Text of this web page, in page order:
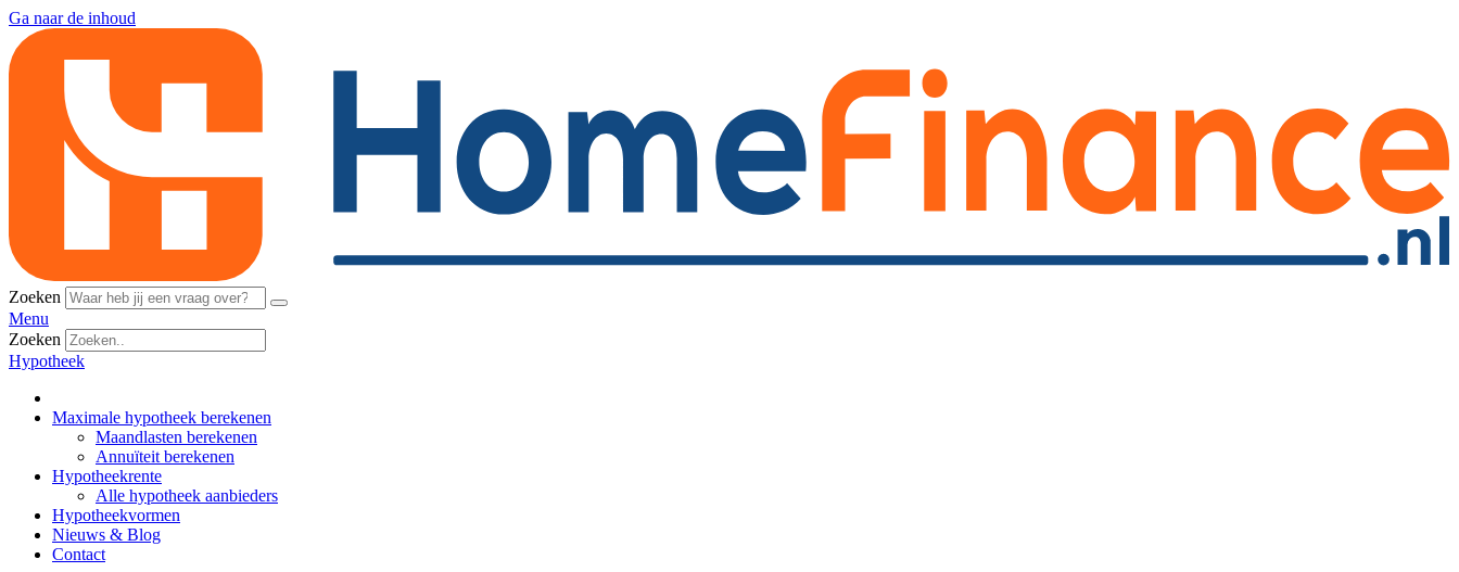
Ga naar de inhoud
Zoeken
Menu
Zoeken
Hypotheek
Maximale hypotheek berekenen
Maandlasten berekenen
Annuïteit berekenen
Hypotheekrente
Alle hypotheek aanbieders
Hypotheekvormen
Nieuws & Blog
Contact